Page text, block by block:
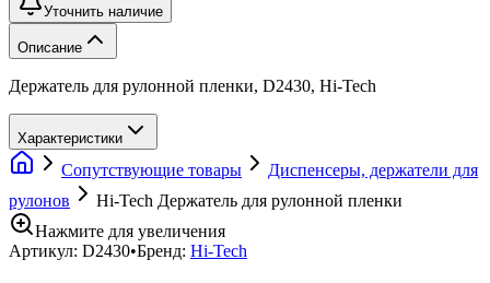
Уточнить наличие
Описание
Держатель для рулонной пленки, D2430, Hi-Tech
Характеристики
Сопутствующие товары
Диспенсеры, держатели для
рулонов
Hi-Tech Держатель для рулонной пленки
Нажмите для увеличения
Артикул: D2430•Бренд: Hi-Tech